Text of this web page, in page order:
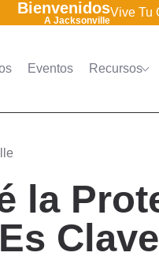
Bienvenidos
A Jacksonville
Vive Tu
Eventos Recursos
la